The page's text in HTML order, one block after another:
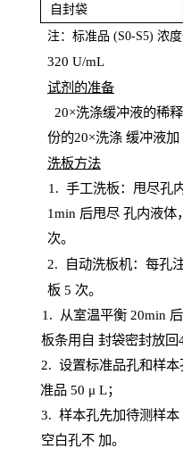
自封袋
注：标准品 (S0-S5) 浓度
320 U/mL
试剂的准备
20×洗涤缓冲液的稀
份的20×洗涤 缓冲液加
洗板方法
1. 手工洗板：甩尽孔
1min 后甩尽 孔内液体
次。
2.
自动洗板机：每孔
板 5 次。
1 . 从室温平衡 20min
板条用自 封袋密封放回
2. 设置标准品孔和样
准品 50 μ L；
3. 样本孔先加待测样本
空白孔不 加。